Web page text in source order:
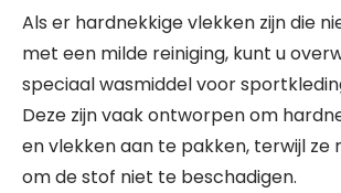
Als er hardnekkige vlekken zijn die
met een milde reiniging, kunt u
speciaal wasmiddel voor
Deze zijn vaak ontworpen om
en vlekken aan te pakken, terwijl ze
om de stof niet te beschadigen.